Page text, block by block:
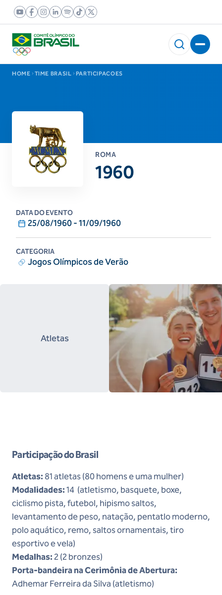
HOME TIME BRASIL PARTICIPACOES
ROMA
1960
DATA DO EVENTO
25/08/1960-11/09/1960
CATEGORIA
Jogos Olímpicos de Verão
Atletas
Participação do Brasil
Atletas: 81 atletas (80 homens e uma mulher)
Modalidades:14 (atletismo, basquete, boxe,
ciclismo pista, futebol, hipismo saltos,
levantamento de peso, natação, pentatlo moderno,
polo aquático, remo, saltos ornamentais, tiro
esportivo e vela)
Medalhas: 2 (2 bronzes)
Porta-bandeira na Cerimônia de Abertura:
Adhemar Ferreira da Silva (atletismo)